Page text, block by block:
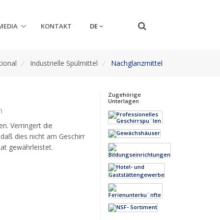
KONTAKT DE
/ Industrielle Spülmittel / Nachglanzmittel
Verringert die
dies nicht am Geschirr
gewährleistet.
Zugehörige
Unterlagen